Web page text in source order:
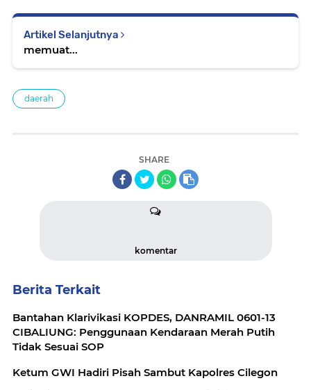
Artikel Selanjutnya
memuat...
daerah
SHARE
komentar
Berita Terkait
Bantahan Klarivikasi KOPDES, DANRAMIL 0601-13
CIBALIUNG: Penggunaan Kendaraan Merah Putih
Tidak Sesuai SOP
Ketum GWI Hadiri Pisah Sambut Kapolres Cilegon